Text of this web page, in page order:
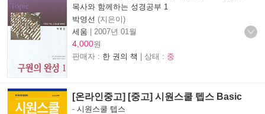
목사와 함께하는 성경공부 1
박영선 (지은이)
세움 | 2007년 01월
4,000원
판매자 : 한 권의 책 | 상태 : 중
[온라인중고] [중고] 시원스쿨 텝스 Basic
- 시원스쿨 텝스